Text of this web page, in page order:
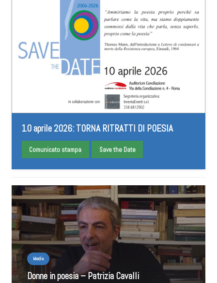
10 aprile 2026: TORNA RITRATTI DI POESIA
Comunicato stampa Save the Date
Media
Donne in poesia – Patrizia Cavalli